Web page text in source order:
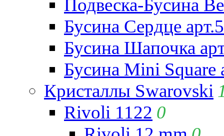
Подвеска-Бусина
Бусина Сердце
Бусина Шапочка
Бусина Mini Square
Кристаллы Swarovski
Rivoli 1122 0